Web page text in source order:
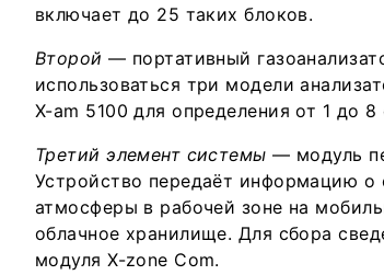
включает до 25 таких блоков.
Второй — портативный
использоваться три модели
X-am 5100 для определения от 1 до
Третий элемент системы — модуль
Устройство передаёт информацию о
атмосферы в рабочей зоне на
облачное хранилище. Для сбора
модуля X-zone Com.